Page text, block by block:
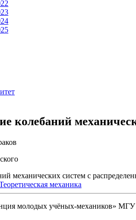
колебаний
механика
молодых учёных-механиков» МГУ